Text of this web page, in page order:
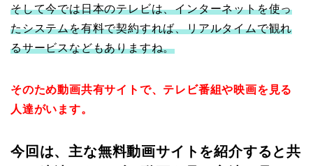
そして今では日本のテレビは、インターネットを使っ
たシステムを有料で契約すれば、リアルタイムで観れ
るサービスなどもありますね。
そのため動画共有サイトで、テレビ番組や映画を見る
人達がいます。
今回は、主な無料動画サイトを紹介すると共